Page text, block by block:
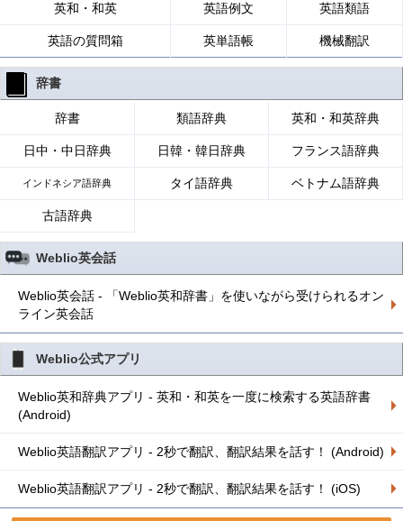
英和・和英 英語例文 英語類語
英語の質問箱 英単語帳 機械翻訳
辞書
辞書 類語辞典 英和・和英辞典
日中・中日辞典 日韓・韓日辞典 フランス語辞典
インドネシア語辞典 タイ語辞典 ベトナム語辞典
古語辞典
Weblio英会話
Weblio英会話 - 「Weblio英和辞書」を使いながら受けられるオン
ライン英会話
Weblio公式アプリ
Weblio英和辞典アプリ - 英和・和英を一度に検索する英語辞書
(Android)
Weblio英語翻訳アプリ - 2秒で翻訳、翻訳結果を話す！ (Android)
Weblio英語翻訳アプリ - 2秒で翻訳、翻訳結果を話す！ (iOS)